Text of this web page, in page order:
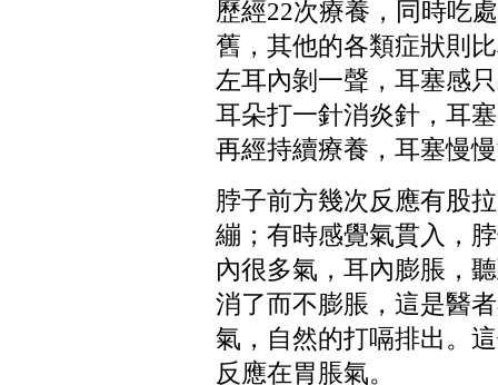
歷經22次療養，同時吃
舊，其他的各類症狀則
左耳內剝一聲，耳塞感
耳朵打一針消炎針，耳
再經持續療養，耳塞慢
脖子前方幾次反應有股
繃；有時感覺氣貫入，
內很多氣，耳內膨脹，
消了而不膨脹，這是醫
氣，自然的打嗝排出。
反應在胃脹氣。